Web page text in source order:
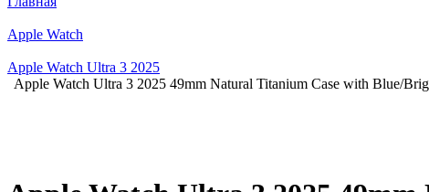
Apple Watch
Apple Watch Ultra 3 2025
Apple Watch Ultra 3 2025 49mm Natural Titanium Case with Blue/